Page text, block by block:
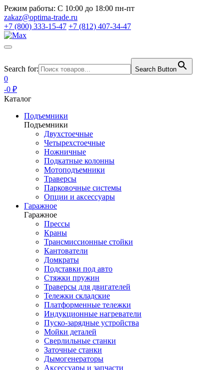
Режим работы: С 10:00 до 18:00 пн-пт
zakaz@optima-trade.ru
+7 (800) 333-15-47 +7 (812) 407-34-47
Search for: Search Button
0
-0 ₽
Каталог
Подъемники
Подъемники
Двухстоечные
Четырехстоечные
Ножничные
Подкатные колонны
Мотоподъемники
Траверсы
Парковочные системы
Опции и аксессуары
Гаражное
Гаражное
Прессы
Краны
Трансмиссионные стойки
Кантователи
Домкраты
Подставки под авто
Стяжки пружин
Траверсы для двигателей
Тележки складские
Платформенные тележки
Индукционные нагреватели
Пуско-зарядные устройства
Мойки деталей
Сверлильные станки
Заточные станки
Дымогенераторы
Аксессуары и запчасти